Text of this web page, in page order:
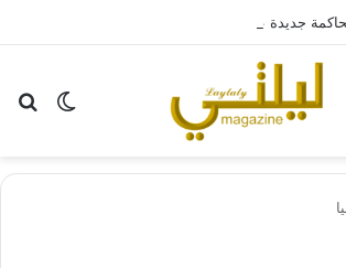
جديدة عالية المخاطر في كاليفورنيا
الوضع